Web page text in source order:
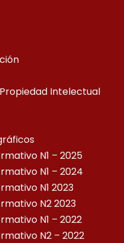
Intelectual
N1 – 2025
N1 – 2024
N1 2023
N2 2023
N1 – 2022
N2 – 2022